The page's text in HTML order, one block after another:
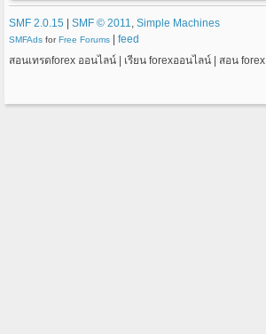
SMF 2.0.15 | SMF © 2011 Simple Machines
SMFAds forFree Forums | feed
สอนเทรดforex ออนไลน์ | เรียน forexออนไลน์ | สอน